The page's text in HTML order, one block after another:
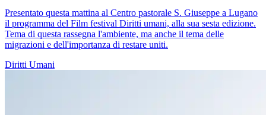
Presentato questa mattina al Centro pastorale S. Giuseppe a Lugano
il programma del Film festival Diritti umani, alla sua sesta edizione.
Tema di questa rassegna l'ambiente, ma anche il tema delle
migrazioni e dell'importanza di restare uniti.
Diritti Umani